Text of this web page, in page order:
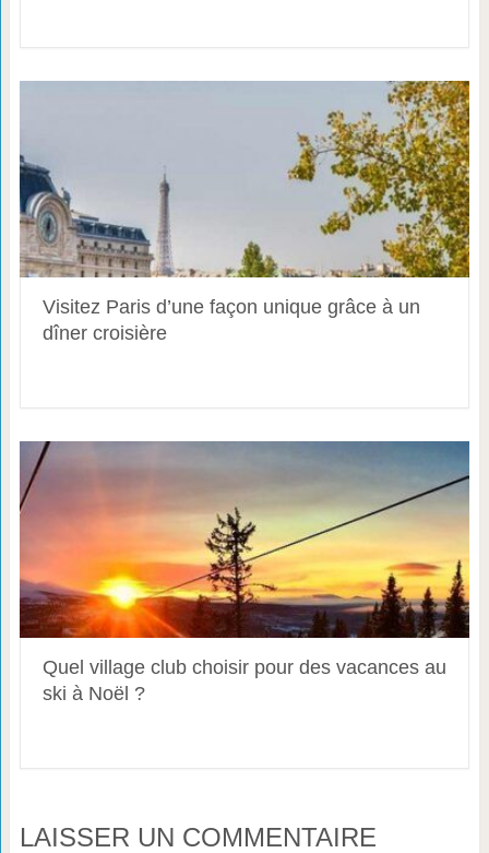
Visitez Paris d’une façon unique grâce à un
dîner croisière
Quel village club choisir pour des vacances au
ski à Noël ?
LAISSER UN COMMENTAIRE